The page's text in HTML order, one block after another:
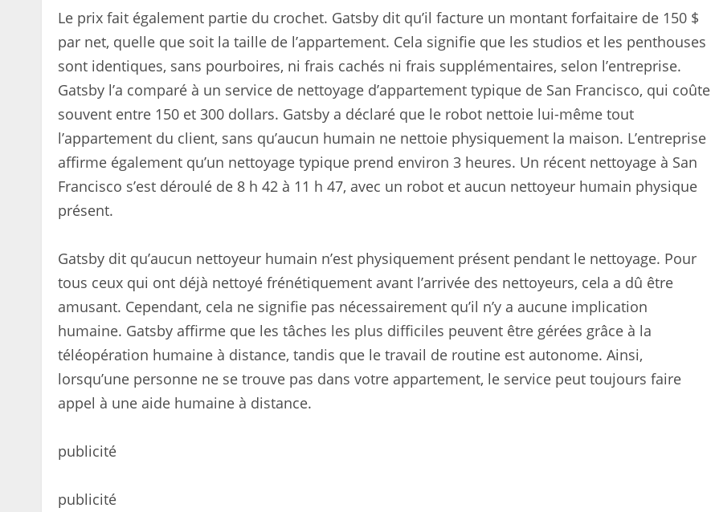
Le prix fait également partie du crochet. Gatsby dit qu’il facture un montant forfaitaire de 150 $
par net, quelle que soit la taille de l’appartement. Cela signifie que les studios et les penthouses
sont identiques, sans pourboires, ni frais cachés ni frais supplémentaires, selon l’entreprise.
Gatsby l’a comparé à un service de nettoyage d’appartement typique de San Francisco, qui coûte
souvent entre 150 et 300 dollars. Gatsby a déclaré que le robot nettoie lui-même tout
l’appartement du client, sans qu’aucun humain ne nettoie physiquement la maison. L’entreprise
affirme également qu’un nettoyage typique prend environ 3 heures. Un récent nettoyage à San
Francisco s’est déroulé de 8 h 42 à 11 h 47, avec un robot et aucun nettoyeur humain physique
présent.
Gatsby dit qu’aucun nettoyeur humain n’est physiquement présent pendant le nettoyage. Pour
tous ceux qui ont déjà nettoyé frénétiquement avant l’arrivée des nettoyeurs, cela a dû être
amusant. Cependant, cela ne signifie pas nécessairement qu’il n’y a aucune implication
humaine. Gatsby affirme que les tâches les plus difficiles peuvent être gérées grâce à la
téléopération humaine à distance, tandis que le travail de routine est autonome. Ainsi,
lorsqu’une personne ne se trouve pas dans votre appartement, le service peut toujours faire
appel à une aide humaine à distance.
publicité
publicité